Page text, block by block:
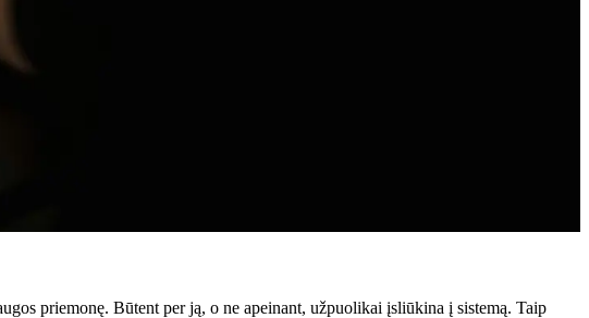
priemonę. Būtent per ją, o ne apeinant, užpuolikai įsliūkina į sistemą. Taip